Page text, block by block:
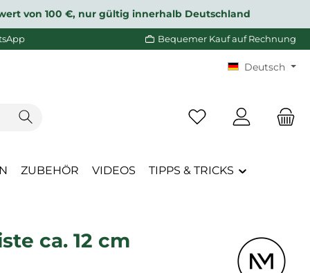
von 100 €, nur gültig innerhalb Deutschland
Bequemer Kauf auf Rechnung
Deutsch
Du hast 0 Produkte
ZUBEHÖR VIDEOS TIPPS & TRICKS
ca. 12 cm